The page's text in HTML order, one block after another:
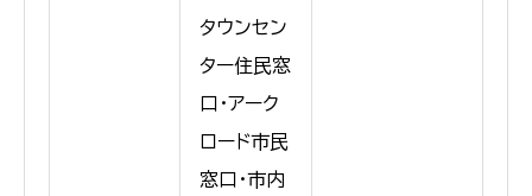
タウンセン
ター住民窓
口・アーク
ロード市民
窓口・市内